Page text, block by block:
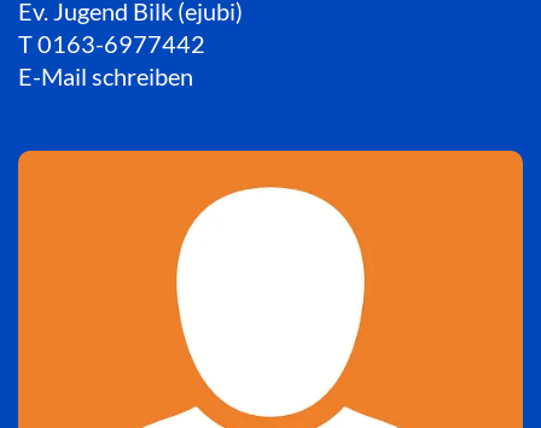
Ev. Jugend Bilk (ejubi)
T0163-6977442
E-Mail schreiben